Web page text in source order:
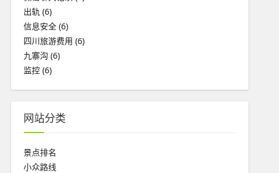
出轨 (6)
信息安全 (6)
四川旅游费用 (6)
九寨沟 (6)
监控 (6)
网站分类
景点排名
小众路线